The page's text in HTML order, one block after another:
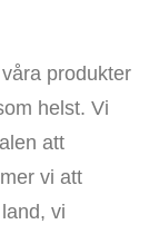
produkter
helst. Vi
att
vi att
vi